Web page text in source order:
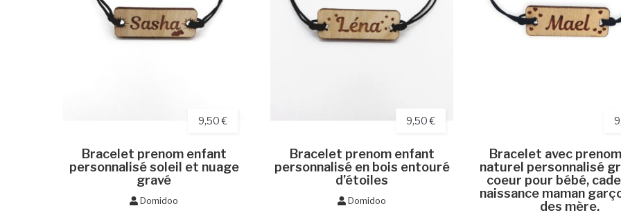
9,50 €
Bracelet prenom enfant
personnalisé soleil et nuage
gravé
Domidoo
9,50 €
Bracelet prenom enfant
personnalisé en bois entouré
d’étoiles
Domidoo
Bracelet avec
naturel personnalisé
coeur pour bébé,
naissance maman
des mère.